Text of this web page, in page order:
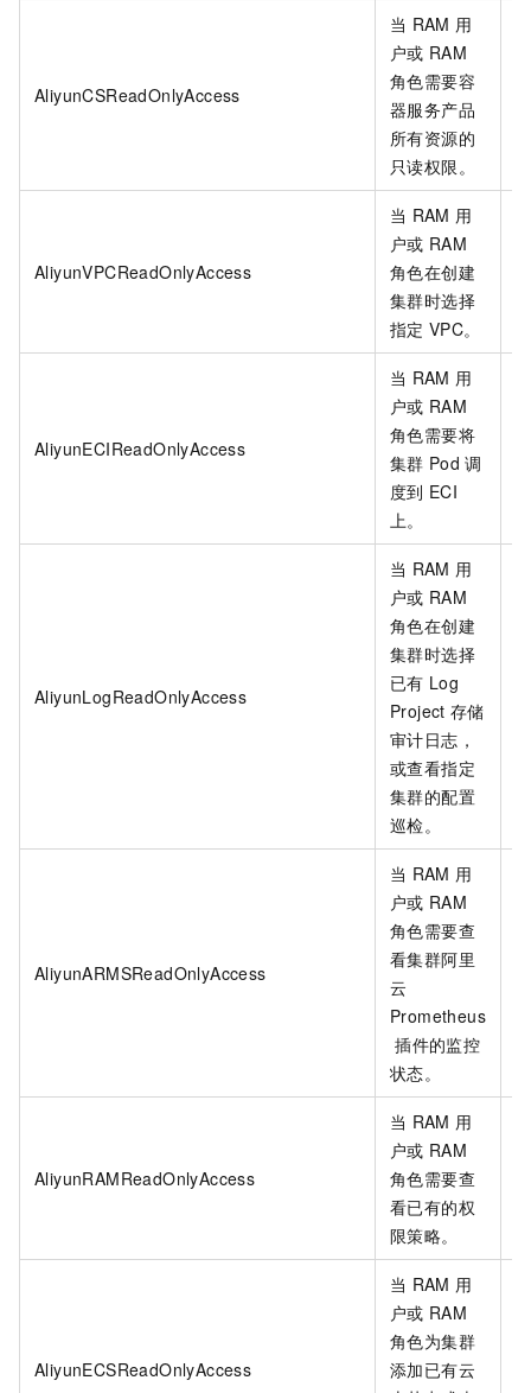
AliyunCSReadOnlyAccess
当 RAM 用
户或 RAM
角色需要容
器服务产品
所有资源的
只读权限。
AliyunVPCReadOnlyAccess
当 RAM 用
户或 RAM
角色在创建
集群时选择
指定 VPC。
AliyunECIReadOnlyAccess
当 RAM 用
户或 RAM
角色需要将
集群 Pod 调
度到 ECI
上。
AliyunLogReadOnlyAccess
当 RAM 用
户或 RAM
角色在创建
集群时选择
已有 Log
Project 存储
审计日志，
或查看指定
集群的配置
巡检。
AliyunARMSReadOnlyAccess
当 RAM 用
户或 RAM
角色需要查
看集群阿里
云
Prometheus
插件的监控
状态。
AliyunRAMReadOnlyAccess
当 RAM 用
户或 RAM
角色需要查
看已有的权
限策略。
AliyunECSReadOnlyAccess
当 RAM 用
户或 RAM
角色为集群
添加已有云